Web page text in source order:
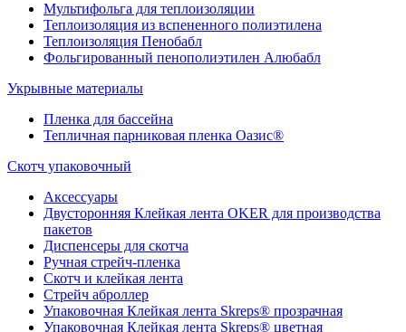
Мультифольга для теплоизоляции
Теплоизоляция из вспененного полиэтилена
Теплоизоляция Пенобабл
Фольгированный пенополиэтилен Алюбабл
Укрывные материалы
Пленка для бассейна
Тепличная парниковая пленка Оазис®
Скотч упаковочный
Аксессуары
Двусторонняя Клейкая лента OKER для производства
пакетов
Диспенсеры для скотча
Ручная стрейч-пленка
Скотч и клейкая лента
Стрейч аброллер
Упаковочная Клейкая лента Skreps® прозрачная
Упаковочная Клейкая лента Skreps® цветная